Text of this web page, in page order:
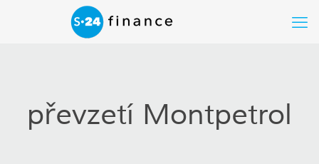
převzetí Montpetrol